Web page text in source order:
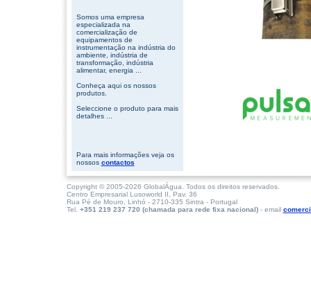
Somos uma empresa
especializada na
comercialização de
equipamentos de
instrumentação na indústria do
ambiente, indústria de
transformação, indústria
alimentar, energia ...
Conheça aqui os nossos
produtos.
Seleccione o produto para mais
detalhes ...
Para mais informações veja os
nossos contactos
Copyright © 2005-2026 GlobalÁgua. Todos os direitos reservados.
Centro Empresarial Lusoworld II, Pav. 36
Rua Pé de Mouro, Linhó - 2710-335 Sintra - Portugal
Tel. +351 219 237 720 (chamada para rede fixa nacional)- email